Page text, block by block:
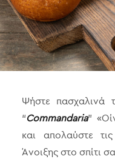
SEARCH
Ψήστε πασχαλινά
“Commandaria”
και απολαύστε
Άνοιξης στο σπίτι